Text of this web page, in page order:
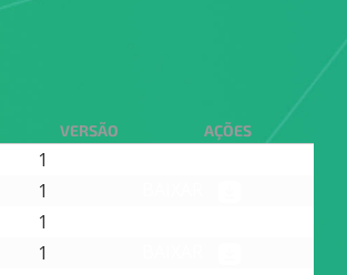
VERSÃO AÇÕES
1
1
1
1